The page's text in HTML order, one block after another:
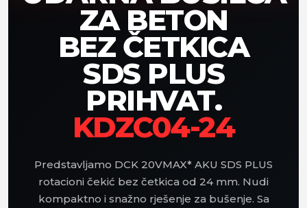
ZA BETON
BEZ ČETKICA
SDS PLUS
PRIHVAT.
KDZC04-24
Predstavljamo DCK 20VMAX* AKU SDS PLUS
rotacioni čekić bez četkica od 24 mm. Nudi
kompaktno i snažno rješenje za bušenje. Sa